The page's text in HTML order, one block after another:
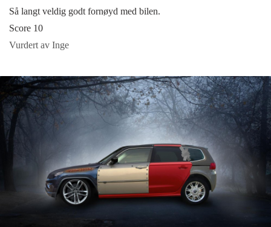
Så langt veldig godt fornøyd med bilen.
Score 10
Vurdert av Inge